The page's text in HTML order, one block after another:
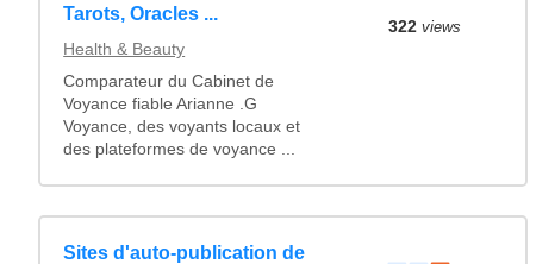
Tarots, Oracles ...
Health & Beauty
Comparateur du Cabinet de
Voyance fiable Arianne .G
Voyance, des voyants locaux et
des plateformes de voyance ...
322 views
Sites d'auto-publication de